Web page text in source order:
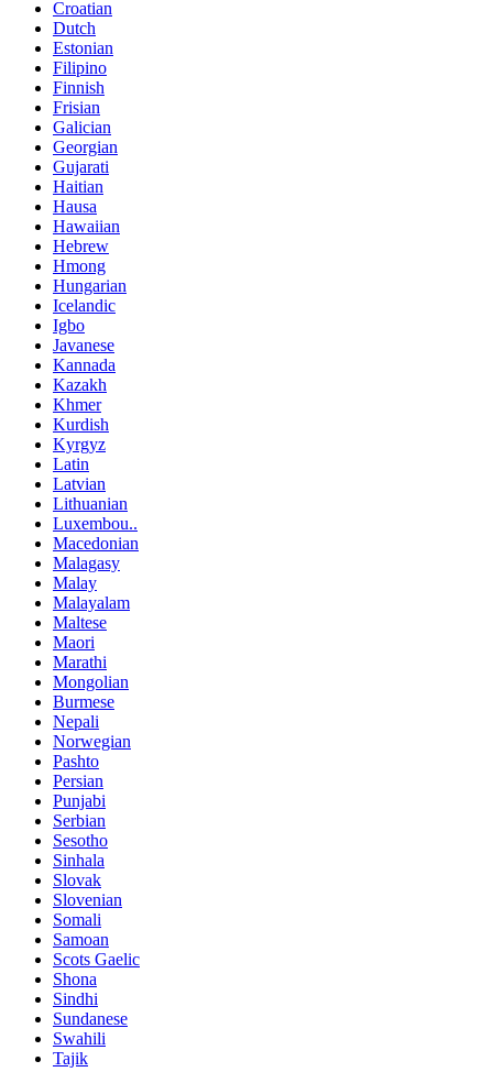
Croatian
Dutch
Estonian
Filipino
Finnish
Frisian
Galician
Georgian
Gujarati
Haitian
Hausa
Hawaiian
Hebrew
Hmong
Hungarian
Icelandic
Igbo
Javanese
Kannada
Kazakh
Khmer
Kurdish
Kyrgyz
Latin
Latvian
Lithuanian
Luxembou..
Macedonian
Malagasy
Malay
Malayalam
Maltese
Maori
Marathi
Mongolian
Burmese
Nepali
Norwegian
Pashto
Persian
Punjabi
Serbian
Sesotho
Sinhala
Slovak
Slovenian
Somali
Samoan
Scots Gaelic
Shona
Sindhi
Sundanese
Swahili
Tajik